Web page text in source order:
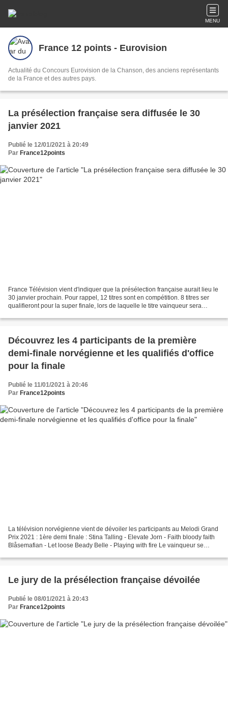
MENU
France 12 points - Eurovision
Actualité du Concours Eurovision de la Chanson, des anciens représentants
de la France et des autres pays.
La présélection française sera diffusée le 30
janvier 2021
Publié le 12/01/2021 à 20:49
Par France12points
France Télévision vient d'indiquer que la présélection française aurait lieu le
30 janvier prochain. Pour rappel, 12 titres sont en compétition. 8 titres ser
qualifieront pour la super finale, lors de laquelle le titre vainqueur sera
Découvrez les 4 participants de la première
demi-finale norvégienne et les qualifiés d'office
pour la finale
Publié le 11/01/2021 à 20:46
Par France12points
La télévision norvégienne vient de dévoiler les participants au Melodi Grand
Prix 2021 : 1ère demi finale : Stina Talling - Elevate Jorn - Faith bloody faith
Blåsemafian - Let loose Beady Belle - Playing with fire Le vainqueur se
Le jury de la présélection française dévoilée
Publié le 08/01/2021 à 20:43
Par France12points